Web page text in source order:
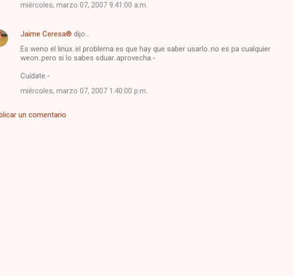
miércoles, marzo 07, 2007 9:41:00 a.m.
Jaime Ceresa® dijo…
Es weno el linux..el problema es que hay que saber usarlo..no es pa cualquier
weon..pero si lo sabes sduar..aprovecha.-
Cuídate.-
miércoles, marzo 07, 2007 1:40:00 p.m.
un comentario